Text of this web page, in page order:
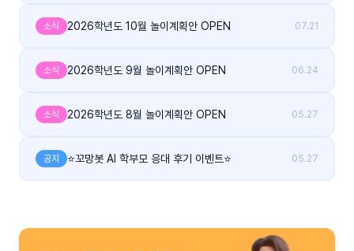
소식 2026학년도 10월 놀이계획안 OPEN 07.21
소식 2026학년도 9월 놀이계획안 OPEN 06.24
소식 2026학년도 8월 놀이계획안 OPEN 05.27
공지 ⭐꼬망봇 AI 학부모 응대 후기 이벤트⭐ 05.27